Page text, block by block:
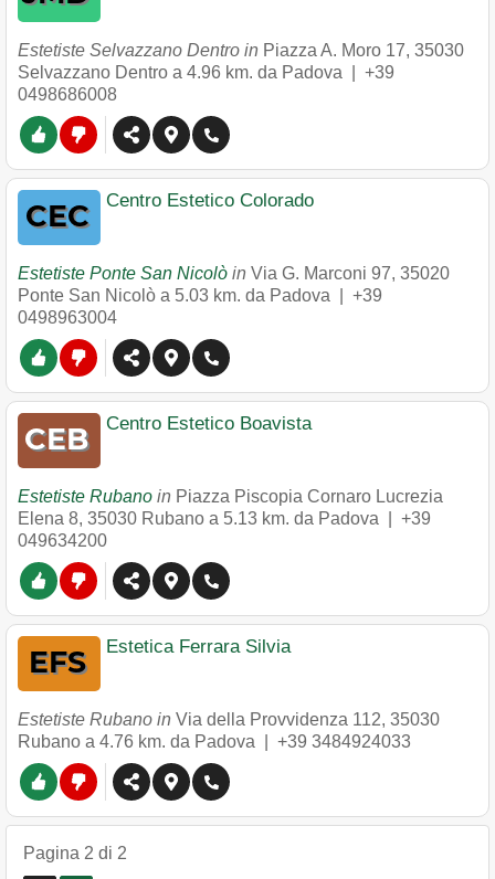
Estetiste Selvazzano Dentro in Piazza A. Moro 17, 35030
Selvazzano Dentro a 4.96 km. da Padova | +39
0498686008
Centro Estetico Colorado
Estetiste Ponte San Nicolò in Via G. Marconi 97, 35020
Ponte San Nicolò a 5.03 km. da Padova | +39
0498963004
Centro Estetico Boavista
Estetiste Rubano in Piazza Piscopia Cornaro Lucrezia
Elena 8, 35030 Rubano a 5.13 km. da Padova | +39
049634200
Estetica Ferrara Silvia
Estetiste Rubano in Via della Provvidenza 112, 35030
Rubano a 4.76 km. da Padova | +39 3484924033
Pagina 2 di 2